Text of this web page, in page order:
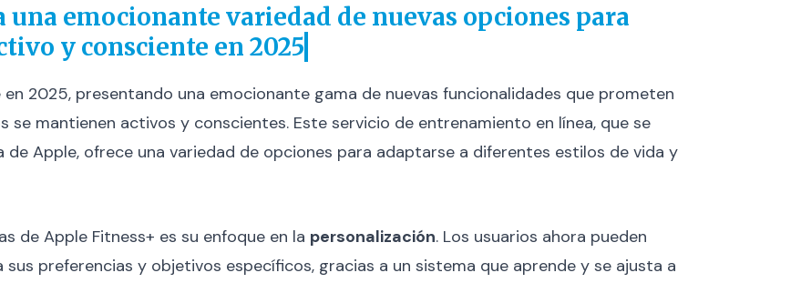
una emocionante variedad de nuevas opciones para
y consciente en 2025
2025, presentando una emocionante gama de nuevas funcionalidades que prometen
se mantienen activos y conscientes. Este servicio de entrenamiento en línea, que se
Apple, ofrece una variedad de opciones para adaptarse a diferentes estilos de vida y
de Apple Fitness+ es su enfoque en la personalización. Los usuarios ahora pueden
preferencias y objetivos específicos, gracias a un sistema que aprende y se ajusta a